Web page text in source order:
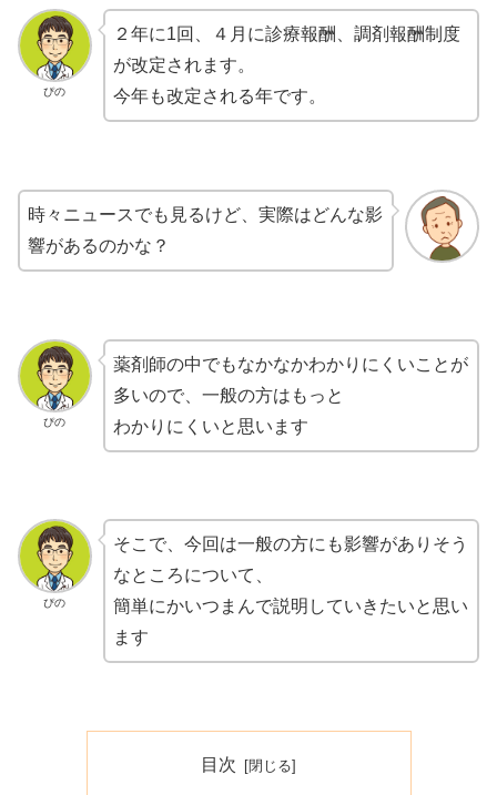
ぴの
２年に1回、４月に診療報酬、調剤報酬制度
が改定されます。
今年も改定される年です。
時々ニュースでも見るけど、実際はどんな影
響があるのかな？
ぴの
薬剤師の中でもなかなかわかりにくいことが
多いので、一般の方はもっと
わかりにくいと思います
ぴの
そこで、今回は一般の方にも影響がありそう
なところについて、
簡単にかいつまんで説明していきたいと思い
ます
目次